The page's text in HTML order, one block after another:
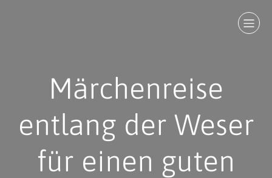
Märchenreise
entlang der Weser
für einen guten